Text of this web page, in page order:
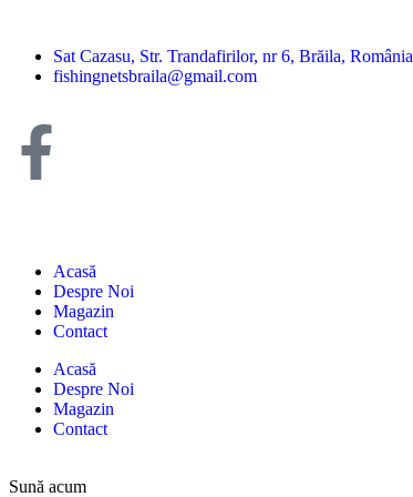
Sat Cazasu, Str. Trandafirilor, nr 6, Brăila, România
fishingnetsbraila@gmail.com
Acasă
Despre Noi
Magazin
Contact
Acasă
Despre Noi
Magazin
Contact
Sună acum